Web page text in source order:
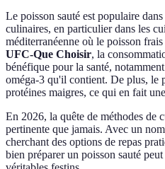
Le poisson sauté est populaire
culinaires, en particulier dans les
méditerranéenne où le poisson
UFC-Que Choisir, la
bénéfique pour la santé,
oméga-3 qu'il contient. De plus, le
protéines maigres, ce qui en fait
En 2026, la quête de méthodes de
pertinente que jamais. Avec un
cherchant des options de repas
bien préparer un poisson sauté